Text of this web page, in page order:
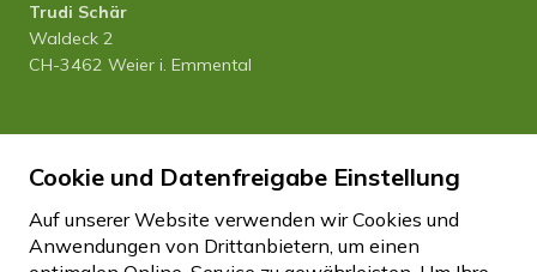
Trudi Schär
Waldeck 2
CH-3462 Weier i. Emmental
Natel 079 458 27 20
Cookie und Datenfreigabe Einstellung
Auf unserer Website verwenden wir Cookies und
Anwendungen von Drittanbietern, um einen